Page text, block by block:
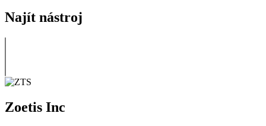
Najít nástroj
Zoetis Inc